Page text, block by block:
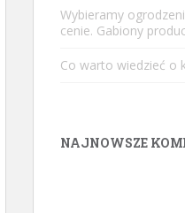
Wybieramy
cenie. Gabiony
Co warto wiedzieć o
NAJNOWSZE